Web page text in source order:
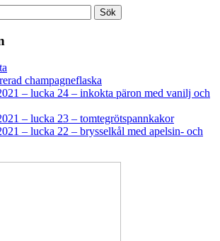
Sök
champagneflaska
– lucka 24 – inkokta päron med vanilj och
– lucka 23 – tomtegrötspannkakor
– lucka 22 – brysselkål med apelsin- och